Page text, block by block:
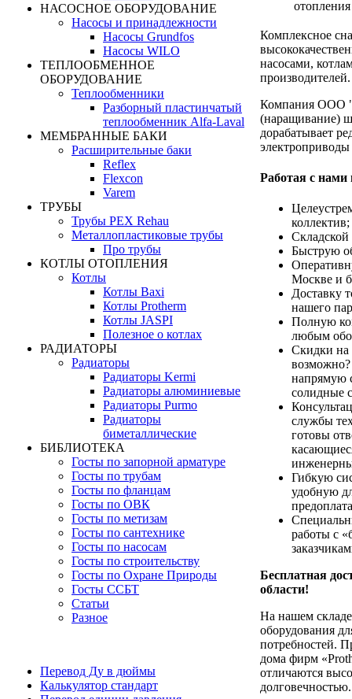
НАСОСНОЕ ОБОРУДОВАНИЕ
Насосы и принадлежности
Насосы Grundfos
Насосы WILO
ТЕПЛООБМЕННОЕ
ОБОРУДОВАНИЕ
Теплообменники
Разборный пластинчатый
теплообменник Alfa-Laval
МЕМБРАННЫЕ БАКИ
Расширительные баки
Reflex
Flexcon
Varem
ТРУБЫ
Трубы PEX Rehau
Металлопластиковые трубы
Про трубы
КОТЛЫ ОТОПЛЕНИЯ
Котлы
Котлы Baxi
Котлы Protherm
Котлы JASPI
Полезное о котлах
РАДИАТОРЫ
Радиаторы
Радиаторы Kermi
Радиаторы алюминиевые
Радиаторы Purmo
Радиаторы
биметаллические
БИБЛИОТЕКА
Госты по запорной арматуре
Госты по трубам
Госты по фланцам
Госты по ОВК
Госты по метизам
Госты по сантехнике
Госты по насосам
Госты по строительству
Госты по Охране Природы
Госты ССБТ
Статьи
Разное
Перевод Ду в дюймы
Калькулятор стандарт
Комплексное
насосами,
производителей.
Компания ООО
(наращивание)
дорабатывает
Работая с нами
коллектив;
Быструю
Москве и
Доставку
нашего
Полную
любым
Скидки на
возможно?
напрямую
солидные
службы
готовы
Гибкую
удобную
работы с
Бесплатная
области!
На нашем складе
оборудования
потребностей.
дома фирм
отличаются